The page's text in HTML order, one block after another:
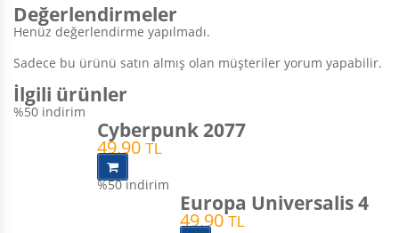
Değerlendirmeler
Henüz değerlendirme yapılmadı.
Sadece bu ürünü satın almış olan müşteriler yorum yapabilir.
İlgili ürünler
%50 indirim
Cyberpunk 2077
49,90 TL
%50indirim
Europa Universalis 4
49,90TL